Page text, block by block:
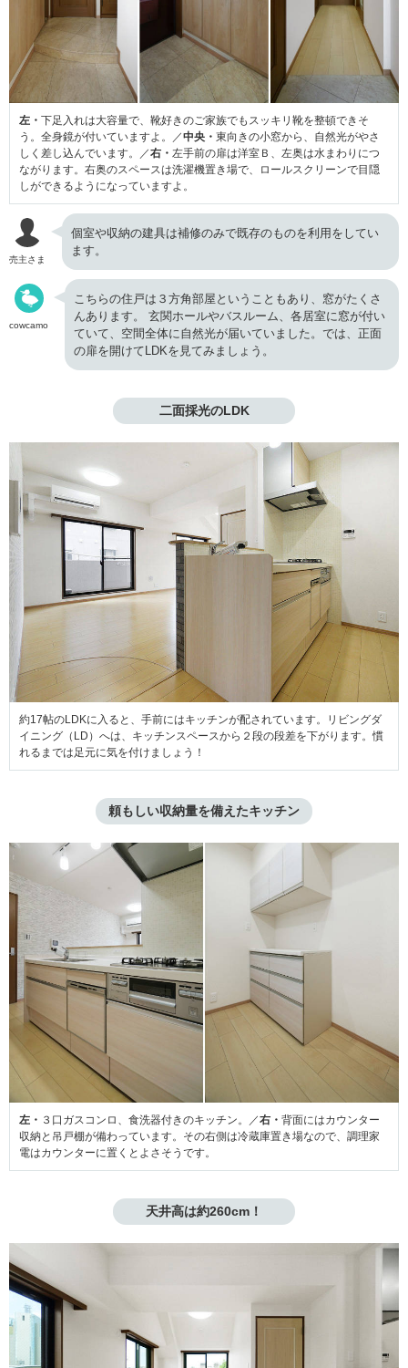
左・ 下足入れは大容量で、靴好きのご家族でもスッキリ靴を整頓できそ
う。全身鏡が付いていますよ。／中央・ 東向きの小窓から、自然光がやさ
しく差し込んでいます。／右・ 左手前の扉は洋室Ｂ、左奥は水まわりにつ
ながります。右奥のスペースは洗濯機置き場で、ロールスクリーンで目隠
しができるようになっていますよ。
売主さま
個室や収納の建具は補修のみで既存のものを利用をしてい
ます。
cowcamo
こちらの住戸は３方角部屋ということもあり、窓がたくさ
んあります。 玄関ホールやバスルーム、各居室に窓が付い
ていて、空間全体に自然光が届いていました。では、正面
の扉を開けてLDKを見てみましょう。
二面採光のLDK
約17帖のLDKに入ると、手前にはキッチンが配されています。リビングダ
イニング（LD）へは、キッチンスペースから２段の段差を下がります。慣
れるまでは足元に気を付けましょう！
頼もしい収納量を備えたキッチン
左・ ３口ガスコンロ、食洗器付きのキッチン。／右・ 背面にはカウンター
収納と吊戸棚が備わっています。その右側は冷蔵庫置き場なので、調理家
電はカウンターに置くとよさそうです。
天井高は約260cm！